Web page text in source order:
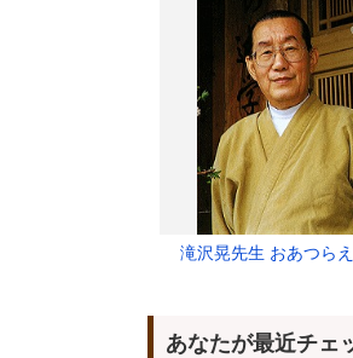
滝沢晃先生 おあつら
あなたが最近チェ